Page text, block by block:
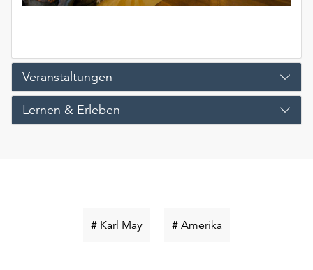
Veranstaltungen
Lernen & Erleben
# Karl MaySchlüsselwort
# Amerika